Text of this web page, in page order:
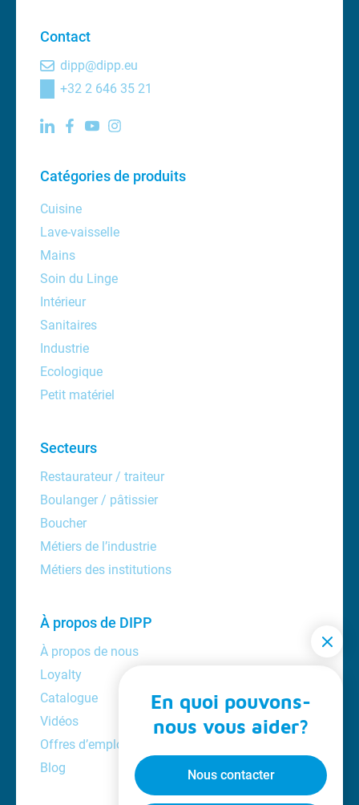
Contact
dipp@dipp.eu
+32 2 646 35 21
Catégories de produits
Cuisine
Lave-vaisselle
Mains
Soin du Linge
Intérieur
Sanitaires
Industrie
Ecologique
Petit matériel
Secteurs
Restaurateur / traiteur
Boulanger / pâtissier
Boucher
Métiers de l’industrie
Métiers des institutions
À propos de DIPP
À propos de nous
Loyalty
Catalogue
Vidéos
Offres d’emploi
Blog
En quoi pouvons-
nous vous aider?
Nous contacter